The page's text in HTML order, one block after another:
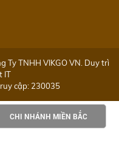
Ty TNHH VIKGO VN. Duy trì
IT
cập: 230035
CHI NHÁNH MIỀN BẮC